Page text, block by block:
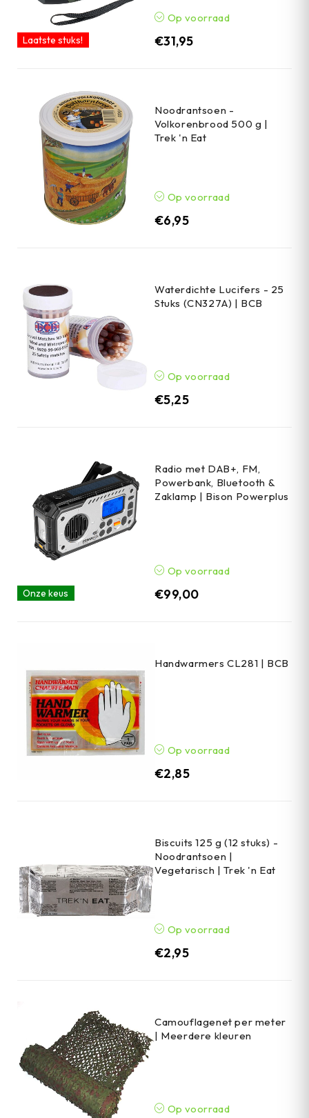
Laatste stuks!
Op voorraad
€31,95
Noodrantsoen -
Volkorenbrood 500 g |
Trek 'n Eat
Op voorraad
€6,95
Waterdichte Lucifers - 25
Stuks (CN327A) | BCB
Op voorraad
€5,25
Onze keus
Radio met DAB+, FM,
Powerbank, Bluetooth &
Zaklamp | Bison Powerplus
Op voorraad
€99,00
Handwarmers CL281 | BCB
Op voorraad
€2,85
Biscuits 125 g (12 stuks) -
Noodrantsoen |
Vegetarisch | Trek 'n Eat
Op voorraad
€2,95
Camouflagenet per meter
| Meerdere kleuren
Op voorraad